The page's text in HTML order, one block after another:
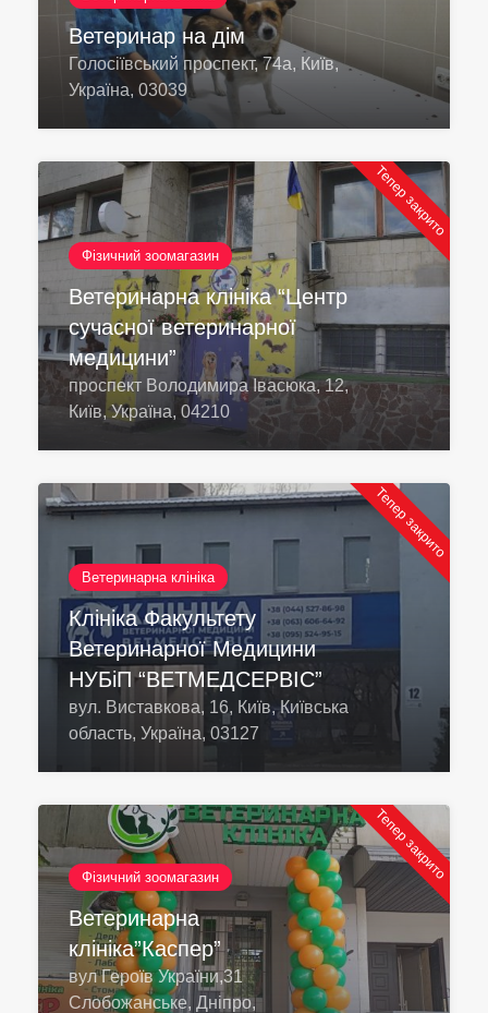
Ветеринар на дім
Голосіївський проспект, 74а, Київ,
Україна, 03039
Тепер закрито
Фізичний зоомагазин
Ветеринарна клініка “Центр
сучасної ветеринарної
медицини”
проспект Володимира Івасюка, 12,
Київ, Україна, 04210
Тепер закрито
Ветеринарна клініка
Клініка Факультету
Ветеринарної Медицини
НУБіП “ВЕТМЕДСЕРВІС”
вул. Виставкова, 16, Київ, Київська
область, Україна, 03127
Тепер закрито
Фізичний зоомагазин
Ветеринарна
клініка”Каспер”
вул Героїв України,31
Слобожанське, Дніпро,